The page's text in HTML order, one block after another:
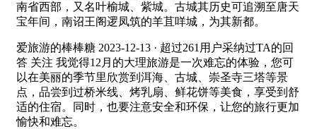
南省西部，又名叶榆城、紫城。古城其历史可追溯至唐天
宝年间，南诏王阁逻凤筑的羊苴咩城，为其新都。
爱旅游的棒棒糖 2023-12-13 · 超过261用户采纳过TA的回
答 关注 我觉得12月的大理旅游是一次难忘的体验，您可
以在美丽的季节里欣赏到洱海、古城、崇圣寺三塔等景
点，品尝到过桥米线、烤乳扇、鲜花饼等美食，享受到舒
适的住宿。同时，也要注意安全和环保，让您的旅行更加
愉快和难忘。